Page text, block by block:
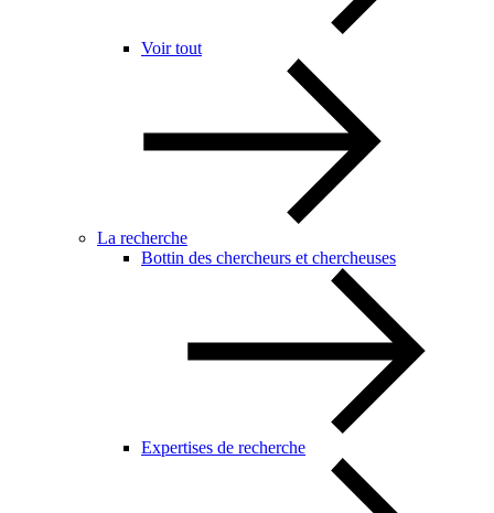
Voir tout
La recherche
Bottin des chercheurs et chercheuses
Expertises de recherche